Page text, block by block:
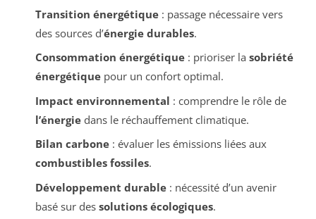
Transition énergétique: passage nécessaire vers
des sources d’énergie durables.
Consommation énergétique: prioriser la sobriété
énergétiquepour un confort optimal.
Impact environnemental : comprendre le rôle de
l’énergiedans le réchauffement climatique.
Bilan carbone: évaluer les émissions liées aux
combustibles fossiles.
Développement durable: nécessité d’un avenir
basé sur des solutions écologiques.